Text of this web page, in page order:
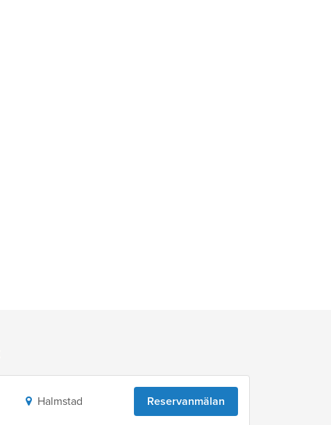
Halmstad Reservanmälan